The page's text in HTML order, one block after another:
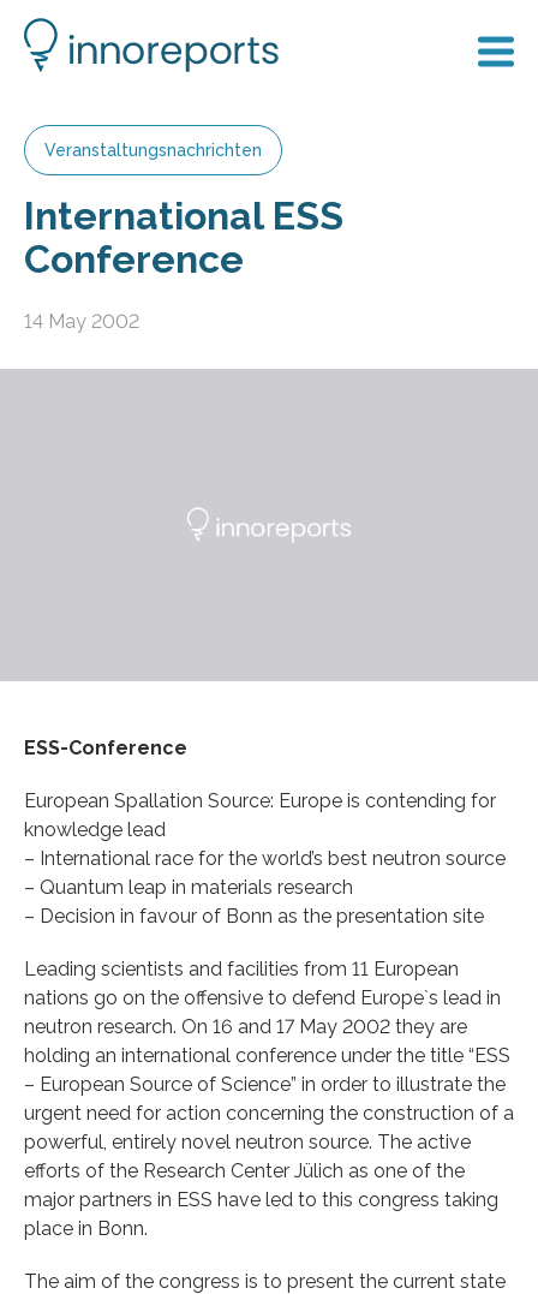
Veranstaltungsnachrichten
International ESS
Conference
14 May 2002
ESS-Conference
European Spallation Source: Europe is contending for
knowledge lead
– International race for the world’s best neutron source
– Quantum leap in materials research
– Decision in favour of Bonn as the presentation site
Leading scientists and facilities from 11 European
nations go on the offensive to defend Europe`s lead in
neutron research. On 16 and 17 May 2002 they are
holding an international conference under the title “ESS
– European Source of Science” in order to illustrate the
urgent need for action concerning the construction of a
powerful, entirely novel neutron source. The active
efforts of the Research Center Jülich as one of the
major partners in ESS have led to this congress taking
place in Bonn.
The aim of the congress is to present the current state